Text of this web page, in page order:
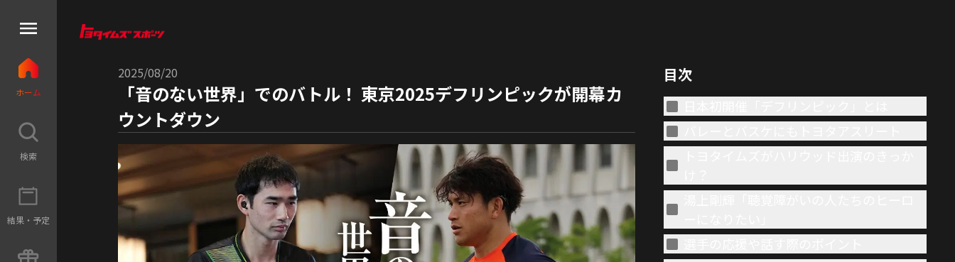
ホーム
検索
結果 ・ 予定
2025/08/20
「音のない世界」でのバトル！ 東京2025デフリンピックが開幕カ
ウントダウン
目次